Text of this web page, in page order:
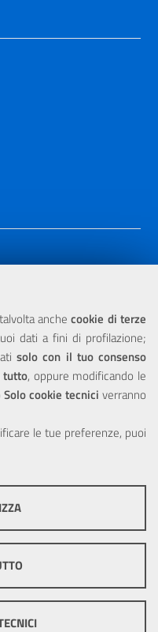
anchecookie di terze
dati a fini di profilazione;
solo con il tuo consenso
tutto, oppure modificando le
Solo cookie tecnici verranno
le tue preferenze, puoi
i tuoi dati e le tue
marketing e profilazione, e
bisogno di acquisire il tuo
finanziaria dell'Unione
2000/2006 Misura 6.05 -